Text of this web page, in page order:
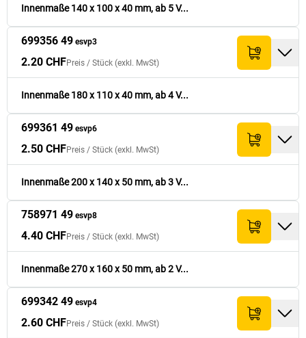
699361 49 esvp6 185 x 125 x 35
2.50 CHF
758971 49 esvp8 270x160x50 255 x 145 x 35
4.40 CHF 44.- CHF
esvp4 165 x 95 x 45
2.60 CHF
esvp7
3.20 CHF 32.- CHF
699372 49 esvp9 300x200x80 275 x 175 x 55
7.- CHF 35.- CHF
Innenmaße 140 x 100 x 40 mm, ab 5 V...
699356 49 esvp3
2.20 CHFPreis / Stück (exkl. MwSt)
Innenmaße 180 x 110 x 40 mm, ab 4 V...
699361 49 esvp6
2.50 CHFPreis / Stück (exkl. MwSt)
Innenmaße 200 x 140 x 50 mm, ab 3 V...
758971 49 esvp8
4.40 CHFPreis / Stück (exkl. MwSt)
Innenmaße 270 x 160 x 50 mm, ab 2 V...
699342 49 esvp4
2.60 CHFPreis / Stück (exkl. MwSt)